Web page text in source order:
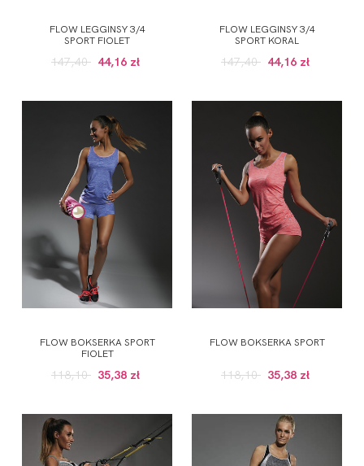
FLOW LEGGINSY 3/4
SPORT FIOLET
147,40 44,16 zł
FLOW LEGGINSY 3/4
SPORT KORAL
147,40 44,16 zł
FLOW BOKSERKA SPORT
FIOLET
118,10 35,38 zł
FLOW BOKSERKA SPORT
118,10 35,38 zł